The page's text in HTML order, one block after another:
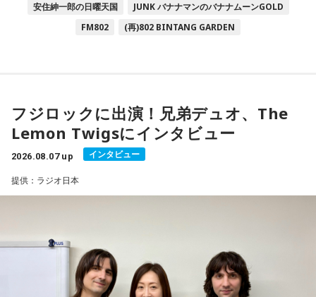
安住紳一郎の日曜天国
JUNK バナナマンのバナナムーンGOLD
FM802
(再)802 BINTANG GARDEN
フジロックに出演！兄弟デュオ、The
Lemon Twigsにインタビュー
2026.08.07 up インタビュー
提供：ラジオ日本